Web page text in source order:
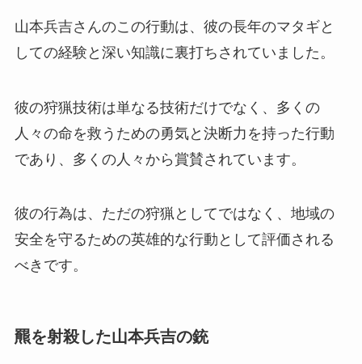
山本兵吉さんのこの行動は、彼の長年のマタギと
しての経験と深い知識に裏打ちされていました。
彼の狩猟技術は単なる技術だけでなく、多くの
人々の命を救うための勇気と決断力を持った行動
であり、多くの人々から賞賛されています。
彼の行為は、ただの狩猟としてではなく、地域の
安全を守るための英雄的な行動として評価される
べきです。
羆を射殺した山本兵吉の銃